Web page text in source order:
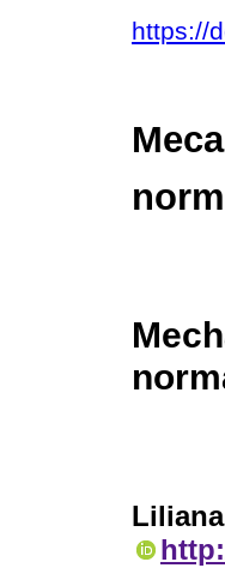
https://